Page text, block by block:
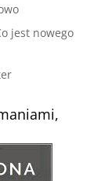
jest nowego